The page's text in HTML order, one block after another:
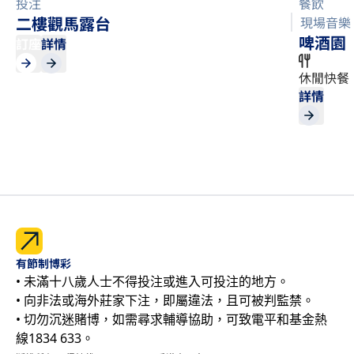
二樓觀馬露台
詳情
現場音樂
啤酒園
休閒快餐
詳情
有節制博彩
• 未滿十八歲人士不得投注或進入可投注的地方。
• 向非法或海外莊家下注，即屬違法，且可被判監禁。
• 切勿沉迷賭博，如需尋求輔導協助，可致電平和基金熱
線1834 633。